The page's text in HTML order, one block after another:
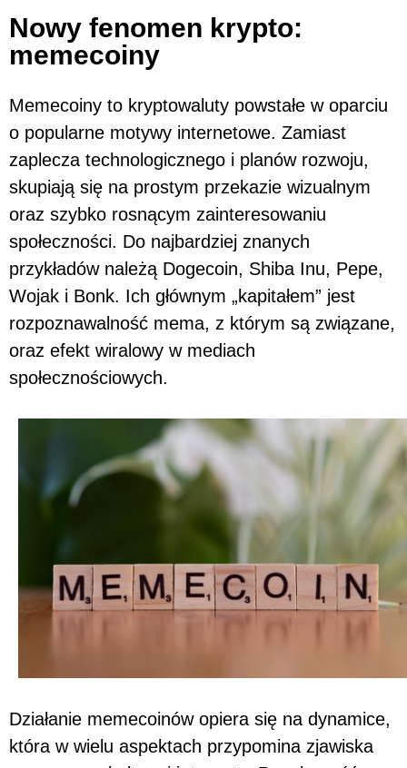
Nowy fenomen krypto:
memecoiny
Memecoiny to kryptowaluty powstałe w oparciu
o popularne motywy internetowe. Zamiast
zaplecza technologicznego i planów rozwoju,
skupiają się na prostym przekazie wizualnym
oraz szybko rosnącym zainteresowaniu
społeczności. Do najbardziej znanych
przykładów należą Dogecoin, Shiba Inu, Pepe,
Wojak i Bonk. Ich głównym „kapitałem” jest
rozpoznawalność mema, z którym są związane,
oraz efekt wiralowy w mediach
społecznościowych.
Działanie memecoinów opiera się na dynamice,
która w wielu aspektach przypomina zjawiska